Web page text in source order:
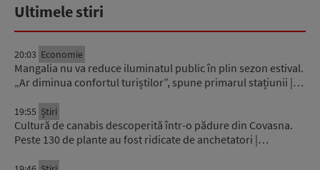
Ultimele stiri
20:03 Economie
Mangalia nu va reduce iluminatul public în plin sezon estival.
„Ar diminua confortul turiștilor”, spune primarul stațiunii |…
19:55 Știri
Cultură de canabis descoperită într-o pădure din Covasna.
Peste 130 de plante au fost ridicate de anchetatori |…